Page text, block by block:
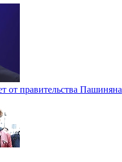
от правительства Пашиняна